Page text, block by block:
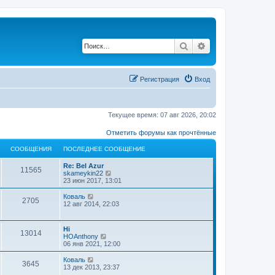
Поиск
Вход
Регистрация
Текущее время: 07 авг 2026, 20:02
Отметить форумы как прочтённые
СООБЩЕНИЯ ПОСЛЕДНЕЕ СООБЩЕНИЕ
11565
Re: Bel Azur
skameykin22
е
р
й
к
с
л
д
23 июн 2017, 13:01
2705 Коваль
е
и
к
п
с
12 авг 2014, 22:03
13014
Hi
HOAnthony
е
р
й
06 янв 2021, 12:00
3645 Коваль
е
13 дек 2013, 23:37